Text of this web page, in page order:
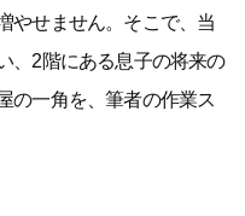
やせません。そこで、当
、2階にある息子の将来の
の一角を、筆者の作業ス